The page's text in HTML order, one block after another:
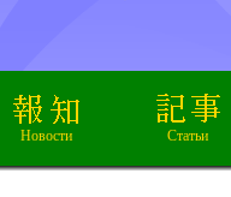
Новости Статьи